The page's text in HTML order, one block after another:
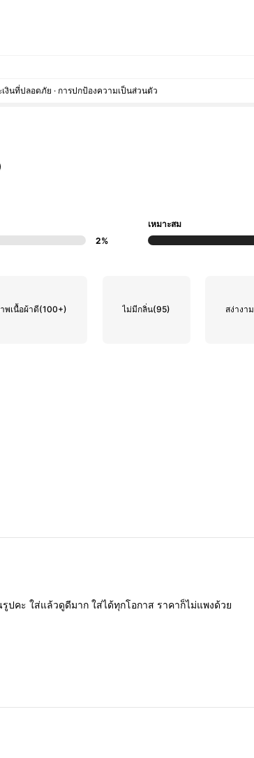
เงินที่ปลอดภัย · การปกป้องความเป็นส่วนตัว
2%
เหมาะสม
พเนื้อผ้าดี(100+) ไม่มีกลิ่น(95) สง่างาม
รูปคะใส่แล้วดูดีมากใส่ได้ทุกโอกาสราคาก็ไม่แพงด้วย